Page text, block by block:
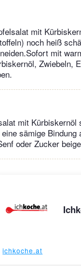
mit
noch heiß
mit
Zwiebeln,
mit Kürbiskernöl
sämige Bindung
oder Zucker
ichkoche.at